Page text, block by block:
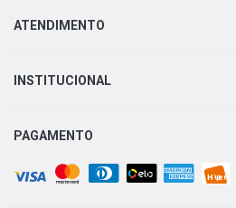
ATENDIMENTO
INSTITUCIONAL
PAGAMENTO